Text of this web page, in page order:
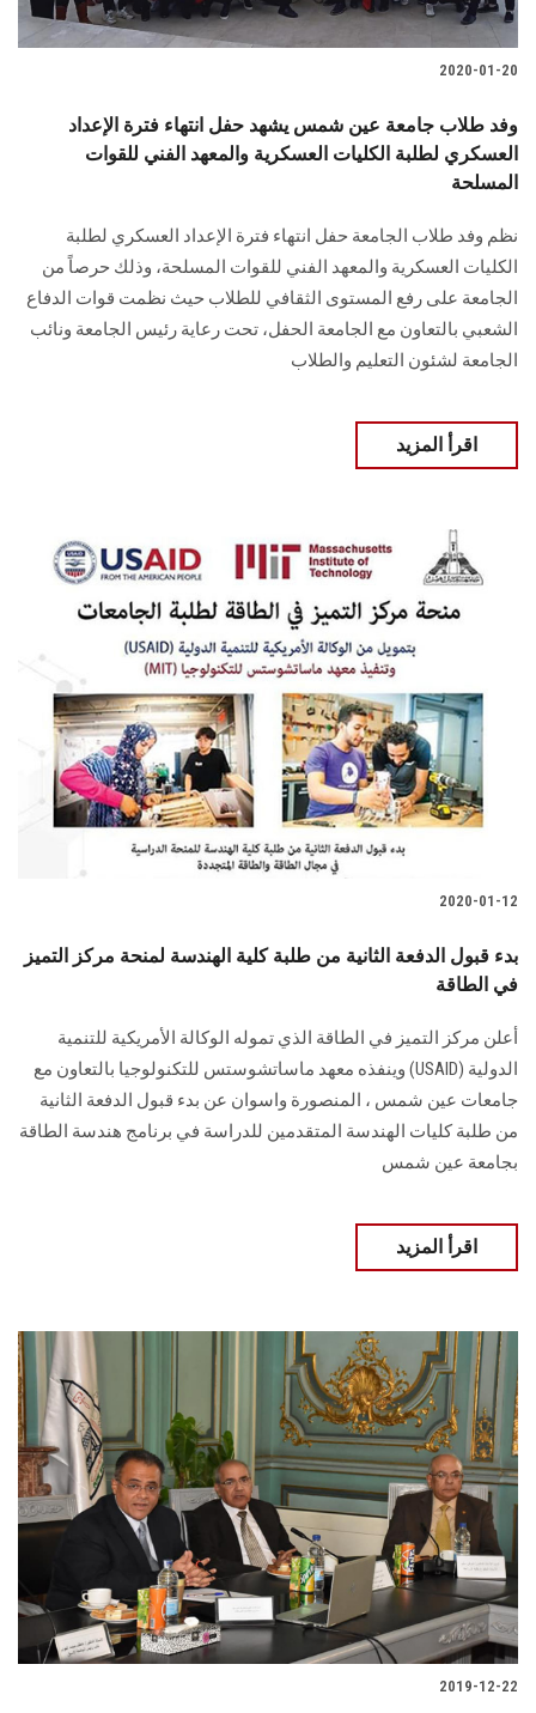
2020-01-20
وفد طلاب جامعة عين شمس يشهد حفل انتهاء فترة الإعداد
العسكري لطلبة الكليات العسكرية والمعهد الفني للقوات
المسلحة
نظم وفد طلاب الجامعة حفل انتهاء فترة الإعداد العسكري لطلبة
الكليات العسكرية والمعهد الفني للقوات المسلحة، وذلك حرصاً من
الجامعة على رفع المستوى الثقافي للطلاب حيث نظمت قوات الدفاع
الشعبي بالتعاون مع الجامعة الحفل، تحت رعاية رئيس الجامعة ونائب
الجامعة لشئون التعليم والطلاب
اقرأ المزيد
2020-01-12
بدء قبول الدفعة الثانية من طلبة كلية الهندسة لمنحة مركز التميز
في الطاقة
أعلن مركز التميز في الطاقة الذي تموله الوكالة الأمريكية للتنمية
الدولية (USAID) وينفذه معهد ماساتشوستس للتكنولوجيا بالتعاون مع
جامعات عين شمس ، المنصورة واسوان عن بدء قبول الدفعة الثانية
من طلبة كليات الهندسة المتقدمين للدراسة في برنامج هندسة الطاقة
بجامعة عين شمس
اقرأ المزيد
2019-12-22